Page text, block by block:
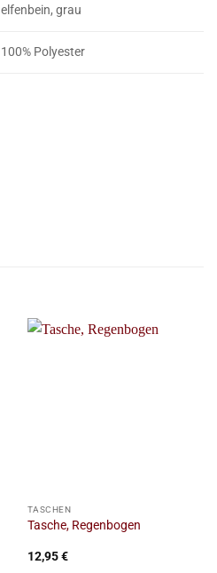
elfenbein, grau
100% Polyester
TASCHEN
Tasche, Regenbogen
12,95€